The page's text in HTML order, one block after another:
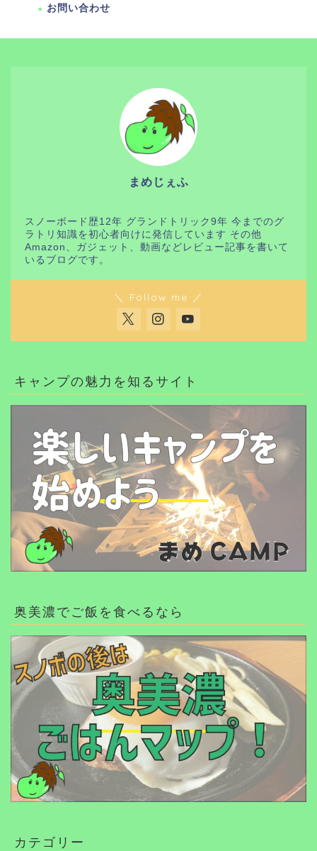
お問い合わせ
まめじぇふ
スノーボード歴12年 グランドトリック9年 今までのグ
ラトリ知識を初心者向けに発信しています その他
Amazon、ガジェット、動画などレビュー記事を書いて
いるブログです。
＼ Follow me ／
キャンプの魅力を知るサイト
奥美濃でご飯を食べるなら
カテゴリー